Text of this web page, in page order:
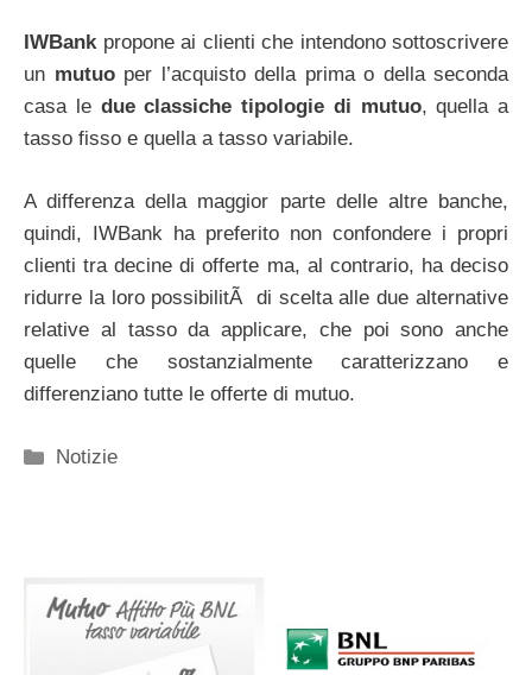
IWBankpropone ai clienti che intendono sottoscrivere
un mutuoper l’acquisto della prima o della seconda
casa le due classiche tipologie di mutuo, quella a
tasso fisso e quella a tasso variabile.
A differenza della maggior parte delle altre banche,
quindi, IWBank ha preferito non confondere i propri
clienti tra decine di offerte ma, al contrario, ha deciso
ridurre la loro possibilitÃ di scelta alle due alternative
relative al tasso da applicare, che poi sono anche
quelle che sostanzialmente caratterizzano e
differenziano tutte le offerte di mutuo.
Categorie
Notizie